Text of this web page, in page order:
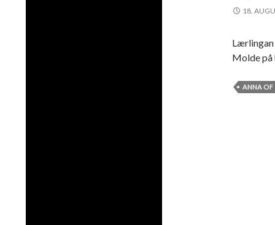
18.
Lærlingan
Molde på
ANNA OF